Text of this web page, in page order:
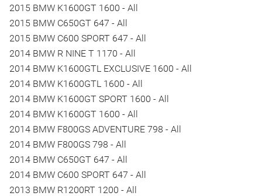
2015 BMW K1600GT 1600 - All
2015 BMW C650GT 647 - All
2015 BMW C600 SPORT 647 - All
2014 BMW R NINE T 1170 - All
2014 BMW K1600GTL EXCLUSIVE 1600 - All
2014 BMW K1600GTL 1600 - All
2014 BMW K1600GT SPORT 1600 - All
2014 BMW K1600GT 1600 - All
2014 BMW F800GS ADVENTURE 798 - All
2014 BMW F800GS 798 - All
2014 BMW C650GT 647 - All
2014 BMW C600 SPORT 647 - All
2013 BMW R1200RT 1200 - All